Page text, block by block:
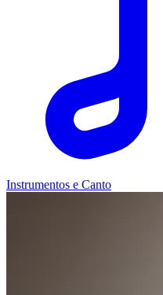
Instrumentos e Canto